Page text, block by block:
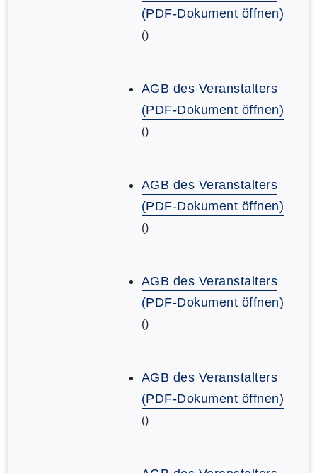
(PDF-Dokument öffnen)
()
AGB des Veranstalters
(PDF-Dokument öffnen)
()
AGB des Veranstalters
(PDF-Dokument öffnen)
()
AGB des Veranstalters
(PDF-Dokument öffnen)
()
AGB des Veranstalters
(PDF-Dokument öffnen)
()